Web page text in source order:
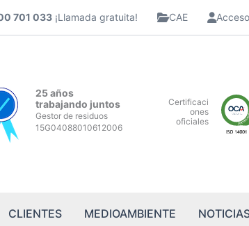
701 033 ¡Llamada gratuita! CAE
25 años
trabajando juntos
Gestor de residuos
15G04088010612006
Certificaci
ones
oficiales
CLIENTES MEDIOAMBIENTE